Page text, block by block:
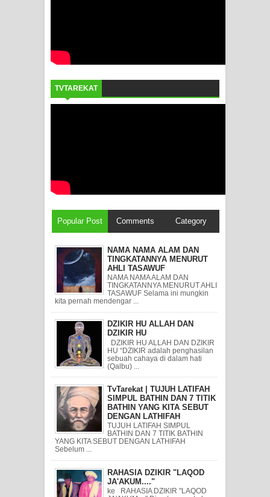
TVTAREKAT
Popular Post Comments Category
NAMA NAMA ALAM DAN
TINGKATANNYA MENURUT
AHLI TASAWUF
NAMA NAMA ALAM DAN
TINGKATANNYA MENURUT AHLI
TASAWUF Selama ini mungkin
kita pernah mendengar ...
DZIKIR HU ALLAH DAN
DZIKIR HU
DZIKIR HU ALLAH DAN DZIKIR
HU “DZIKIR adalah penghasilan
sebuah cahaya di dalam hati
(Qalbu) ...
TvTarekat | TUJUH LATIFAH
SIMPUL BATHIN DAN 7 TITIK
BATHIN YANG KITA SEBUT
DENGAN LATHIFAH
TUJUH LATIFAH SIMPUL
BATHIN DAN 7 TITIK BATHIN
YANG KITA SEBUT DENGAN LATHIFAH
Sebelum ...
RAHASIA DZIKIR "LAQOD
JA'AKUM...."
ke RAHASIA DZIKIR "LAQOD